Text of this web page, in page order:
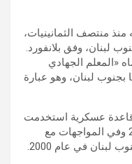
منتصف الثمانينيات،
لبنان، وفق بلانفورد.
أسماه «المعلم الجهادي
بجنوب لبنان، وهو عبارة
عسكرية استخدمت
خلال الحرب مع إسرائيل في عام 2006 وفي المواجهات مع
في عام 2000.